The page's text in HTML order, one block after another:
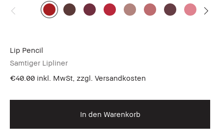
Lip Pencil
Samtiger Lipliner
€40.00 inkl. MwSt, zzgl. Versandkosten
In den Warenkorb